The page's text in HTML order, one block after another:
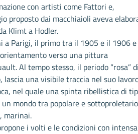
con artisti come Fattori e,
proposto dai macchiaioli aveva
Klimt a Hodler.
a Parigi, il primo tra il 1905 e il 1906
verso una pittura
Al tempo stesso, il periodo “rosa” di
lascia una visibile traccia nel suo
nel quale una spinta ribellistica di
mondo tra popolare e
marinai.
i volti e le condizioni con intensa